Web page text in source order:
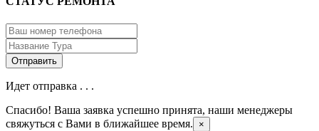
Идет отправка . . .
Спасибо! Ваша заявка успешно принята, наши менеджеры
свяжуться с Вами в ближайшее время.
×